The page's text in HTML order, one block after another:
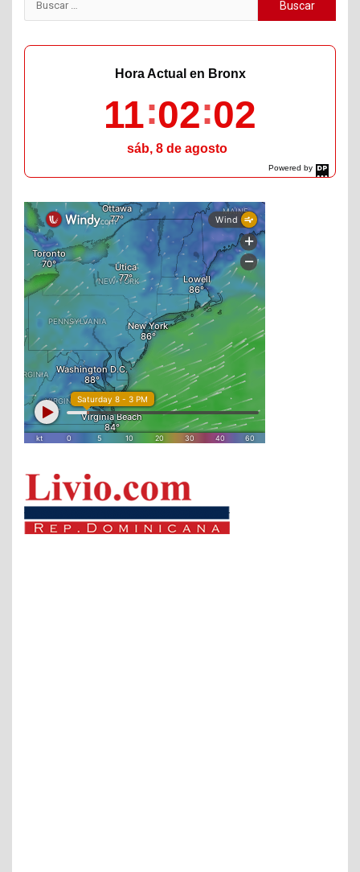
Powered by
DaysPedia.com
Hora Actual en Bronx
11 02 03
sáb, 8 de agosto